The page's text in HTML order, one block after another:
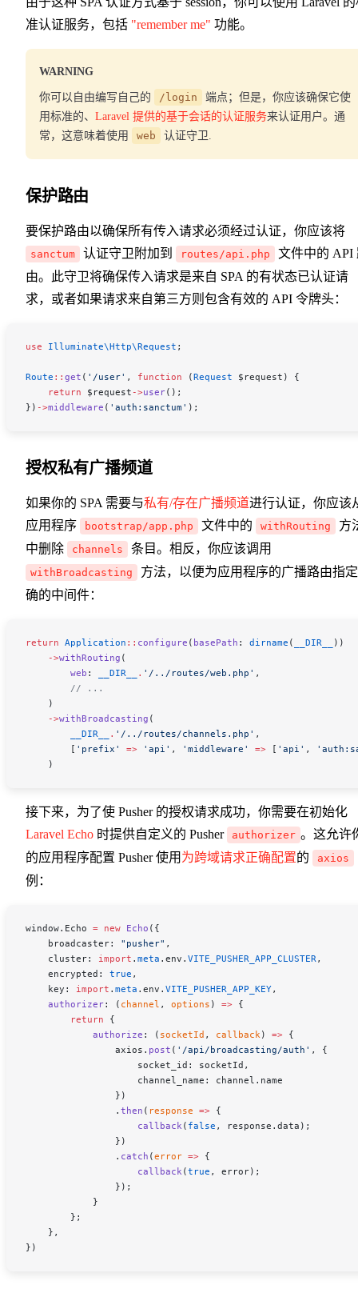
准认证服务，包括 "remember me" 功能。
WARNING
你可以自由编写自己的 /login
端点；但是，你应该确保它使
用标准的、 Laravel 提供的基于会话的认证服务来认证用户。通
常，这意味着使用
web 认证守卫.
保护路由
要保护路由以确保所有传入请求必须经过认证，你应该将
sanctum 认证守卫附加到 routes/api.php
文件中的 API
由。此守卫将确保传入请求是来自 SPA 的有状态已认证请
求，或者如果请求来自第三方则包含有效的 API 令牌头：
use Illuminate\Http\Request ;
Route :: get ( '/user' , function (Request $request ) {
    return
$request ->user();
}) ->middleware ( 'auth:sanctum' );
授权私有广播频道
如果你的 SPA 需要与私有/存在广播频道进行认证，你应该
应用程序
bootstrap/app.php 文件中的 withRouting
方
中删除
channels 条目。相反，你应该调用
withBroadcasting
方法，以便为应用程序的广播路由指
确的中间件：
return Application :: configure ( basePath : dirname ( __DIR__
))
    ->
withRouting (
        web
: __DIR__ . '/../routes/web.php' ,
        // ...
    )
    ->
withBroadcasting (
        __DIR__
. '/../routes/channels.php' ,
        [
'prefix' => 'api' , 'middleware' => [ 'api' ,
    )
接下来，为了使 Pusher 的授权请求成功，你需要在初始化
Laravel Echo 时提供自定义的 Pusher authorizer 。这允许
的应用程序配置 Pusher 使用 为跨域请求正确配置的 axios
例：
window. Echo = new Echo ({
    broadcaster
: "pusher" ,
    cluster
: import . meta . env . VITE_PUSHER_APP_CLUSTER ,
    encrypted
: true ,
    key
: import . meta . env . VITE_PUSHER_APP_KEY,
    authorizer
: ( channel , options ) => {
        return
{
            authorize
: ( socketId , callback ) => {
                axios
. post ( '/api/broadcasting/auth' , {
                    socket_id
: socketId ,
                    channel_name
: channel . name
                })
                .
then ( response => {
                    callback
( false , response . data );
                })
                .
catch (error => {
                    callback
(true , error);
                });
            }
        };
    },
})